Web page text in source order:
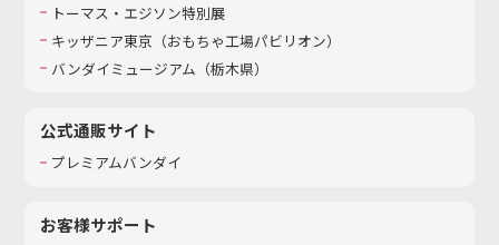
トーマス・エジソン特別展
キッザニア東京（おもちゃ工場パビリオン）​
バンダイミュージアム（栃木県）
公式通販サイト
プレミアムバンダイ
お客様サポート